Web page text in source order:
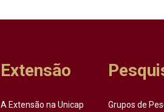
Extensão
A Extensão na Unicap
Grupos de